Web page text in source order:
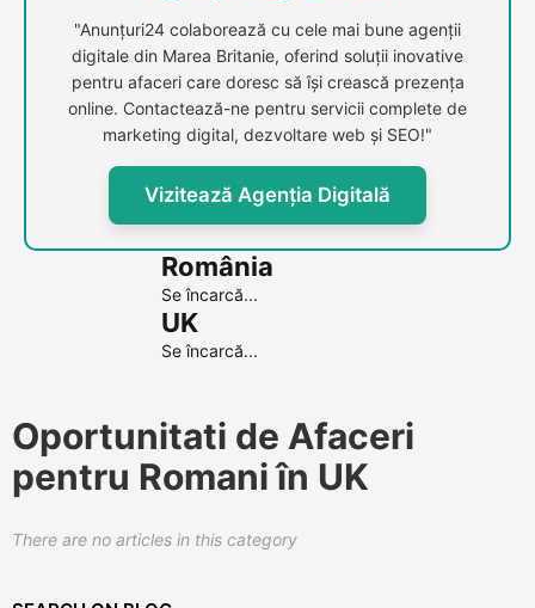
"Anunțuri24 colaborează cu cele mai bune agenții
digitale din Marea Britanie, oferind soluții inovative
pentru afaceri care doresc să își crească prezența
online. Contactează-ne pentru servicii complete de
marketing digital, dezvoltare web și SEO!"
Vizitează Agenția Digitală
România
Se încarcă...
UK
Se încarcă...
Oportunitati de Afaceri
pentru Romani în UK
There are no articles in this category